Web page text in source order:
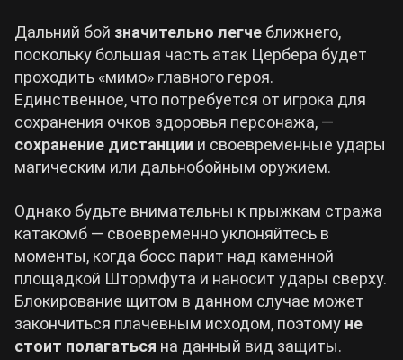
Дальний бой значительно легче ближнего,
поскольку большая часть атак Цербера будет
проходить «мимо» главного героя.
Единственное, что потребуется от игрока для
сохранения очков здоровья персонажа, —
сохранение дистанции и своевременные удары
магическим или дальнобойным оружием.
Однако будьте внимательны к прыжкам стража
катакомб — своевременно уклоняйтесь в
моменты, когда босс парит над каменной
площадкой Штормфута и наносит удары сверху.
Блокирование щитом в данном случае может
закончиться плачевным исходом, поэтому не
стоит полагаться на данный вид защиты.